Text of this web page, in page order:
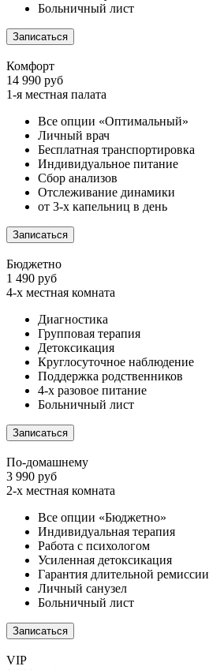
Больничный лист
Записаться
Комфорт
14 990 руб
1-я местная палата
Все опции «Оптимальный»
Личный врач
Бесплатная транспортировка
Индивидуальное питание
Сбор анализов
Отслеживание динамики
от 3-х капельниц в день
Записаться
Бюджетно
1 490 руб
4-х местная комната
Диагностика
Групповая терапия
Детоксикация
Круглосуточное наблюдение
Поддержка родственников
4-х разовое питание
Больничный лист
Записаться
По-домашнему
3 990 руб
2-х местная комната
Все опции «Бюджетно»
Индивидуальная терапия
Работа с психологом
Усиленная детоксикация
Гарантия длительной ремиссии
Личный санузел
Больничный лист
Записаться
VIP